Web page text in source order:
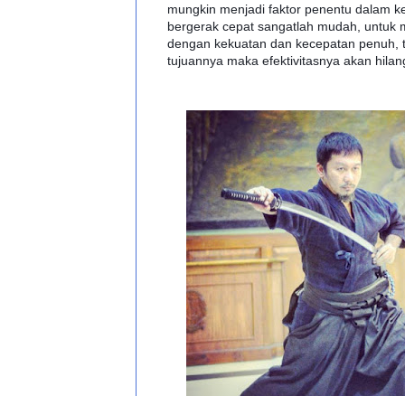
mungkin menjadi faktor penentu dalam
bergerak cepat sangatlah mudah, untuk
dengan kekuatan dan kecepatan penuh,
tujuannya maka efektivitasnya akan